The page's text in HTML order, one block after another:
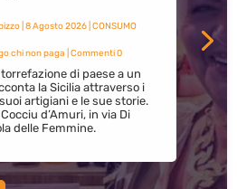
| 8 Agosto 2026| CONSUMO
chi non paga | Commenti 0
di paese a un
la Sicilia attraverso i
artigiani e le sue storie.
d’Amuri, in via Di
delle Femmine.